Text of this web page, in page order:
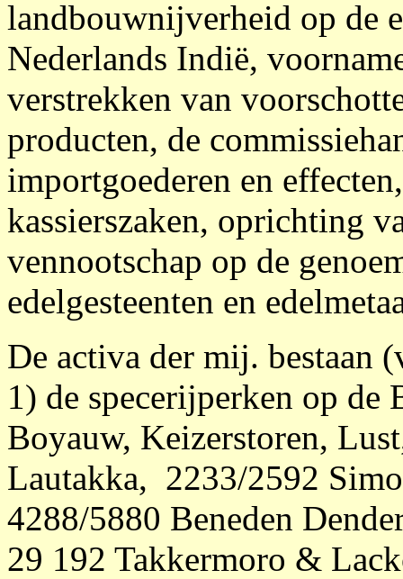
landbouwnijverheid op de
Nederlands Indië,
verstrekken van
producten, de
importgoederen en
kassierszaken, oprichting
vennootschap op de
edelgesteenten en
De activa der mij. bestaan
1) de specerijperken op de
Boyauw, Keizerstoren,
Lautakka, 2233/2592
4288/5880 Beneden
29 192 Takkermoro &